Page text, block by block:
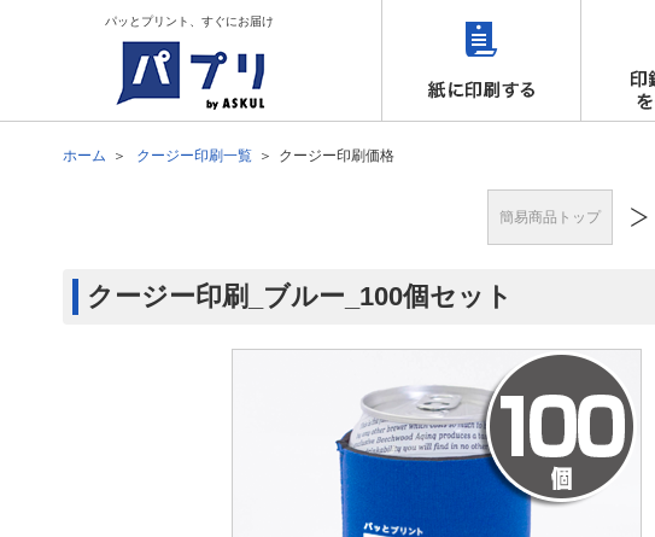
パッとプリント、すぐにお届け
ホーム クージー印刷一覧 クージー印刷価格
簡易商品トップ
クージー印刷_ブルー_100個セット